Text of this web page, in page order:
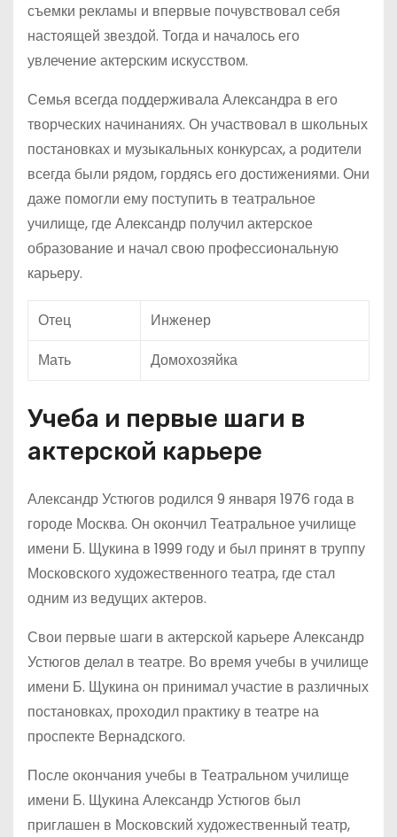
съемки рекламы и впервые почувствовал себя
настоящей звездой. Тогда и началось его
увлечение актерским искусством.
Семья всегда поддерживала Александра в его
творческих начинаниях. Он участвовал в школьных
постановках и музыкальных конкурсах, а родители
всегда были рядом, гордясь его достижениями. Они
даже помогли ему поступить в театральное
училище, где Александр получил актерское
образование и начал свою профессиональную
карьеру.
Отец
Инженер
Мать
Домохозяйка
Учеба и первые шаги в
актерской карьере
Александр Устюгов родился 9 января 1976 года в
городе Москва. Он окончил Театральное училище
имени Б. Щукина в 1999 году и был принят в труппу
Московского художественного театра, где стал
одним из ведущих актеров.
Свои первые шаги в актерской карьере Александр
Устюгов делал в театре. Во время учебы в училище
имени Б. Щукина он принимал участие в различных
постановках, проходил практику в театре на
проспекте Вернадского.
После окончания учебы в Театральном училище
имени Б. Щукина Александр Устюгов был
приглашен в Московский художественный театр,